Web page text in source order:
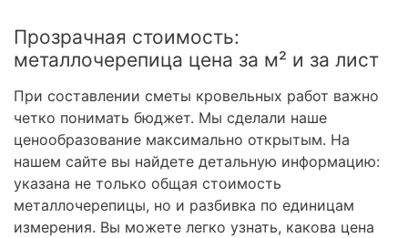
Прозрачная стоимость:
металлочерепица цена за м² и за лист
При составлении сметы кровельных работ важно
четко понимать бюджет. Мы сделали наше
ценообразование максимально открытым. На
нашем сайте вы найдете детальную информацию:
указана не только общая стоимость
металлочерепицы, но и разбивка по единицам
измерения. Вы можете легко узнать, какова цена